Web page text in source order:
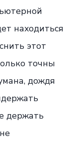
находиться
этот
точны
дождя
держать